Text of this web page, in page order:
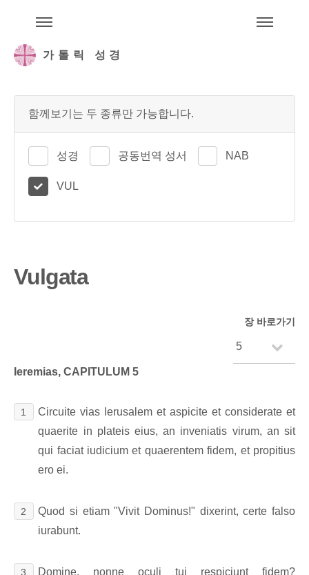
가톨릭 성경
함께보기는 두 종류만 가능합니다.
성경 공동번역 성서 NAB
VUL
Vulgata
장 바로가기
Ieremias, CAPITULUM 5
1
Circuite vias Ierusalem et aspicite et considerate et
quaerite in plateis eius, an inveniatis virum, an sit
qui faciat iudicium et quaerentem fidem, et propitius
ero ei.
2
Quod si etiam "Vivit Dominus!" dixerint, certe falso
iurabunt.
3
Domine, nonne oculi tui respiciunt fidem?